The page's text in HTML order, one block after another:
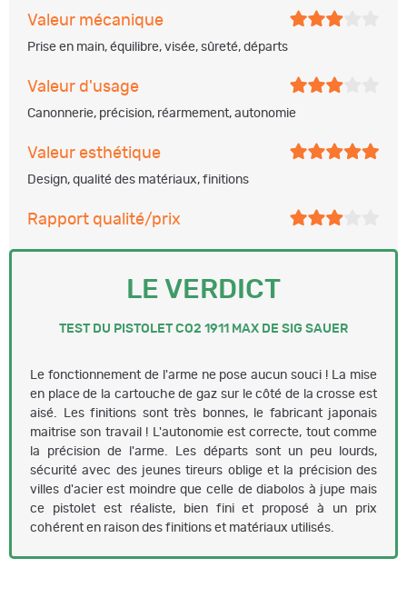
Valeur mécanique
Prise en main, équilibre, visée, sûreté, départs
Valeur d'usage
Canonnerie, précision, réarmement, autonomie
Valeur esthétique
Design, qualité des matériaux, finitions
Rapport qualité/prix
LE VERDICT
TEST DU PISTOLET CO2 1911 MAX DE SIG SAUER
Le fonctionnement de l'arme ne pose aucun souci ! La mise
en place de la cartouche de gaz sur le côté de la crosse est
aisé. Les finitions sont très bonnes, le fabricant japonais
maitrise son travail ! L'autonomie est correcte, tout comme
la précision de l'arme. Les départs sont un peu lourds,
sécurité avec des jeunes tireurs oblige et la précision des
villes d'acier est moindre que celle de diabolos à jupe mais
ce pistolet est réaliste, bien fini et proposé à un prix
cohérent en raison des finitions et matériaux utilisés.